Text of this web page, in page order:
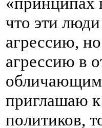
что эти
агрессию,
агрессию в
приглашаю к
политиков,